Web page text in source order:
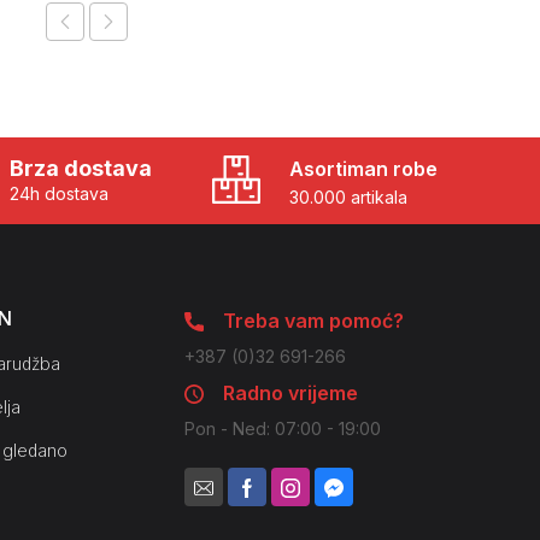
Brza dostava
24h dostava
Asortiman robe
30.000 artikala
Treba vam pomoć?
+387 (0)32 691-266
Radno vrijeme
Pon - Ned: 07:00 - 19:00